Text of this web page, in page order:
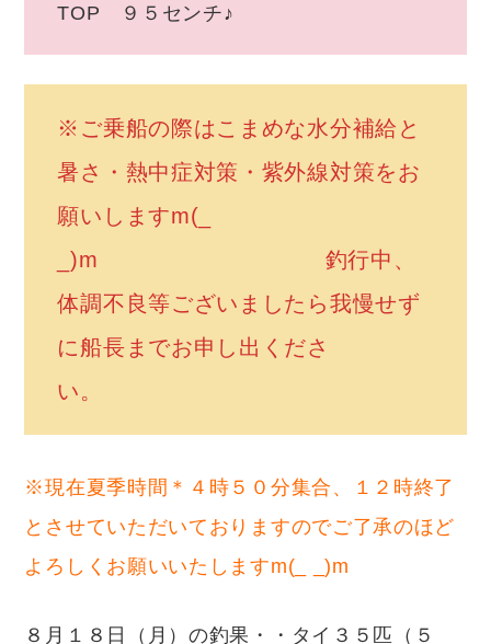
TOP ９５センチ♪
※ご乗船の際はこまめな水分補給と
暑さ・熱中症対策・紫外線対策をお
願いしますm(_
_)m 釣行中、
体調不良等ございましたら我慢せず
に船長までお申し出くださ
い。
※現在夏季時間＊４時５０分集合、１２時終了
とさせていただいておりますのでご了承のほど
よろしくお願いいたしますm(_ _)m
８月１８日（月）の釣果・・タイ３５匹（５